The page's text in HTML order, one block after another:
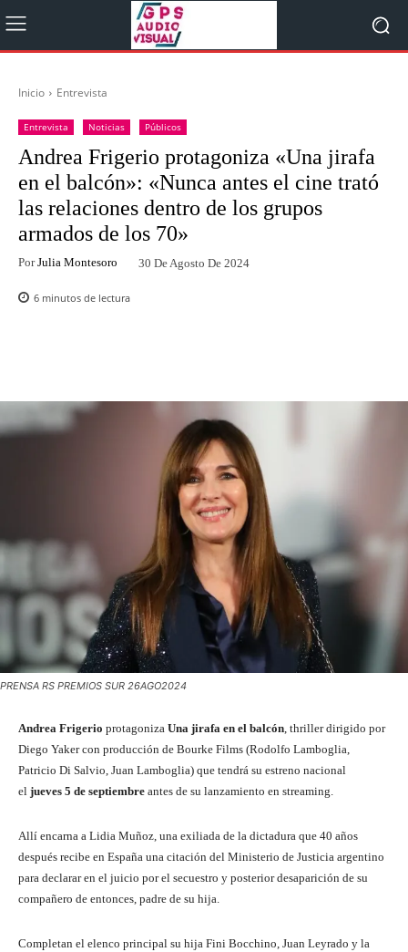
Inicio Entrevista
Entrevista Noticias Públicos
Andrea Frigerio protagoniza «Una jirafa
en el balcón»: «Nunca antes el cine trató
las relaciones dentro de los grupos
armados de los 70»
Por Julia Montesoro 30 De Agosto De 2024
6 minutos de lectura
PRENSA RS PREMIOS SUR 26AGO2024
Andrea Frigerio protagoniza Una jirafa en el balcón, thriller dirigido por
Diego Yaker con producción de Bourke Films (Rodolfo Lamboglia,
Patricio Di Salvio, Juan Lamboglia) que tendrá su estreno nacional
el jueves 5 de septiembre antes de su lanzamiento en streaming.
Allí encarna a Lidia Muñoz, una exiliada de la dictadura que 40 años
después recibe en España una citación del Ministerio de Justicia argentino
para declarar en el juicio por el secuestro y posterior desaparición de su
compañero de entonces, padre de su hija.
Completan el elenco principal su hija Fini Bocchino, Juan Leyrado y la